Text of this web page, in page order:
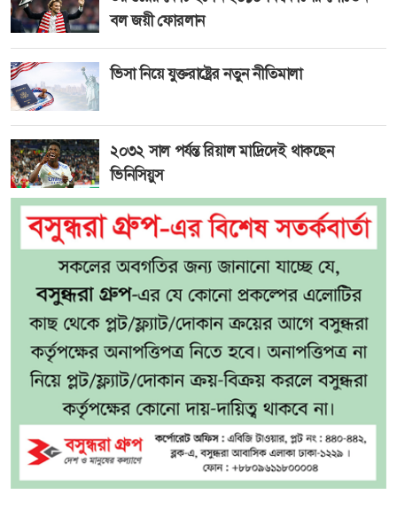
বল জয়ী ফোরলান
ভিসা নিয়ে যুক্তরাষ্ট্রের নতুন নীতিমালা
২০৩২ সাল পর্যন্ত রিয়াল মাদ্রিদেই থাকছেন
ভিনিসিয়ুস